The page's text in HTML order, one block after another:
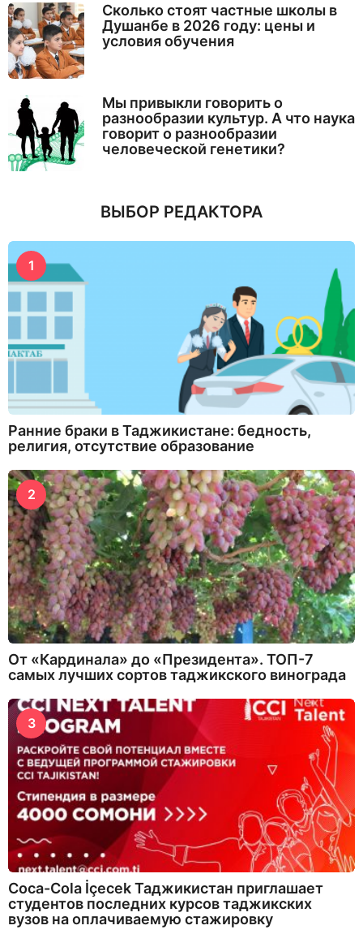
Сколько стоят частные школы в
Душанбе в 2026 году: цены и
условия обучения
Мы привыкли говорить о
разнообразии культур. А что наука
говорит о разнообразии
человеческой генетики?
ВЫБОР РЕДАКТОРА
1
Ранние браки в Таджикистане: бедность,
религия, отсутствие образование
2
От «Кардинала» до «Президента». ТОП-7
самых лучших сортов таджикского винограда
3
Coca-Cola İçecek Таджикистан приглашает
студентов последних курсов таджикских
вузов на оплачиваемую стажировку